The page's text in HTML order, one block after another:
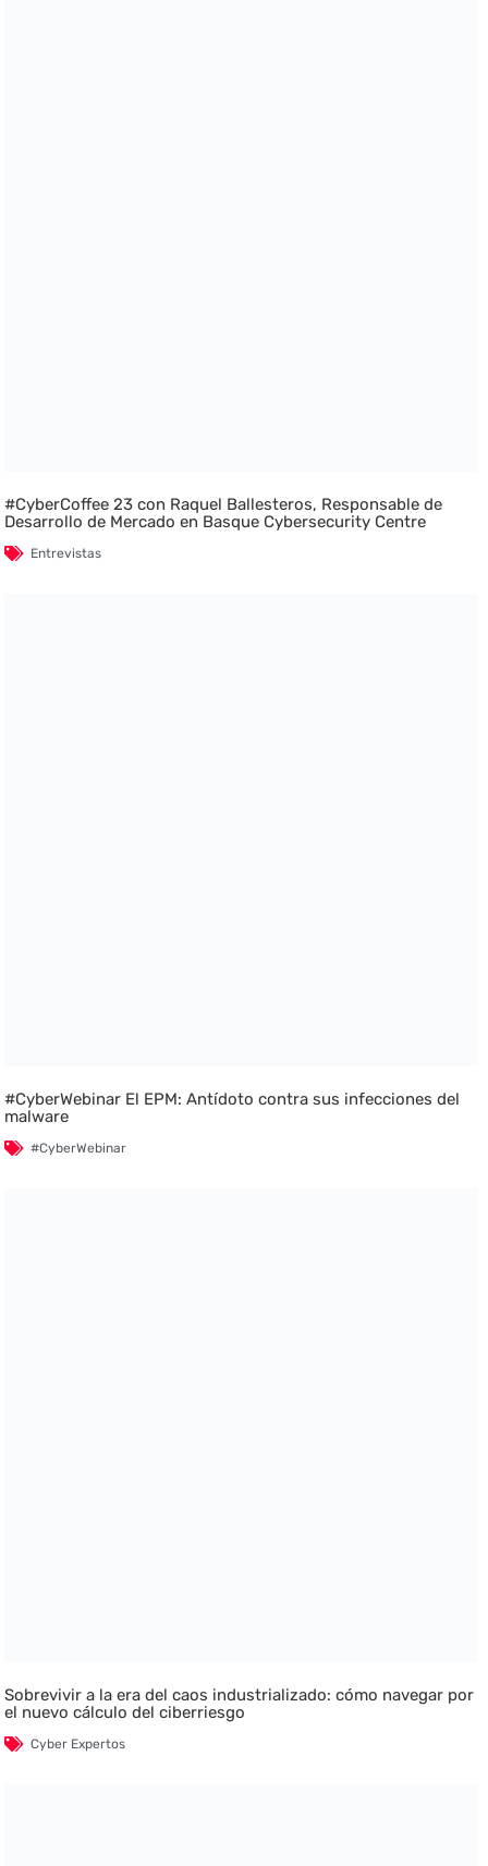
#CyberCoffee 23 con Raquel Ballesteros, Responsable de
Desarrollo de Mercado en Basque Cybersecurity Centre
Entrevistas
#CyberWebinar El EPM: Antídoto contra sus infecciones del
malware
#CyberWebinar
Sobrevivir a la era del caos industrializado: cómo navegar por
el nuevo cálculo del ciberriesgo
Cyber Expertos